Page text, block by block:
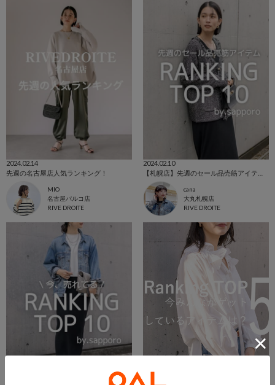
2024.02.14
先週の名古屋店人気ランキング！
MIO
名古屋パルコ店
RIVE DROITE
2024.02.10
cana
大丸札幌店
RIVE DROITE